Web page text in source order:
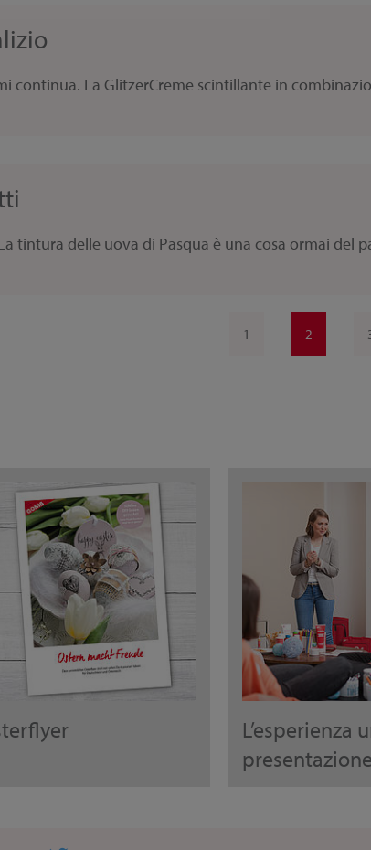
La GlitzerCreme scintillante in
tintura delle uova di Pasqua è una cosa ormai del
1 2
L’esperienza
presentazione